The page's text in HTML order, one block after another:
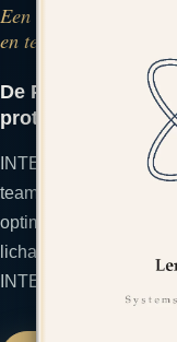
Een geïntegreerd
en team
De Prestatie-
protocol voor
INTEGRATE verbindt
teamritme tot één
optimalisatierituelen.
lichaam, geest,
INTEGRATE.